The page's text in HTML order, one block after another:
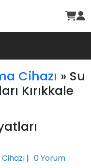
Cihazı » Su
Kırıkkale
| 0 Yorum